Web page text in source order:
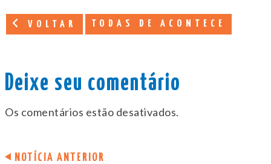
VOLTAR TODAS DE ACONTECE
Deixe seu comentário
Os comentários estão desativados.
NOTÍCIA ANTERIOR